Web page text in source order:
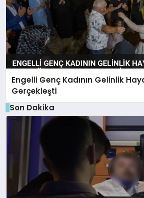
Engelli Genç Kadının Gelinlik
Gerçekleşti
Son Dakika